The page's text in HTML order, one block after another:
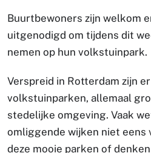
Buurtbewoners zijn welkom
uitgenodigd om tijdens dit
nemen op hun volkstuinpark.
Verspreid in Rotterdam zijn
volkstuinparken, allemaal
stedelijke omgeving. Vaak
omliggende wijken niet eens
deze mooie parken of